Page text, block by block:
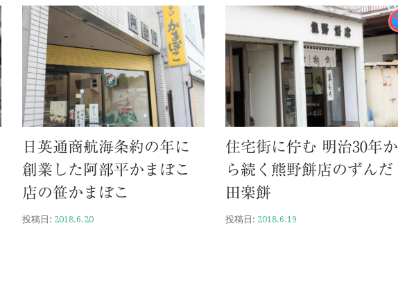
日英通商航海条約の年に
創業した阿部平かまぼこ
店の笹かまぼこ
投稿日: 2018.6.20
住宅街に佇む 明治30年か
ら続く熊野餅店のずんだ
田楽餅
投稿日: 2018.6.19